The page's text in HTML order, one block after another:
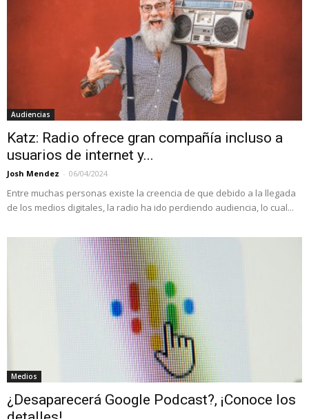
Audiencias
Katz: Radio ofrece gran compañía incluso a
usuarios de internet y...
Josh Mendez - 06/04/2024
Entre muchas personas existe la creencia de que debido a la llegada
de los medios digitales, la radio ha ido perdiendo audiencia, lo cual...
Medios
¿Desaparecerá Google Podcast?, ¡Conoce los